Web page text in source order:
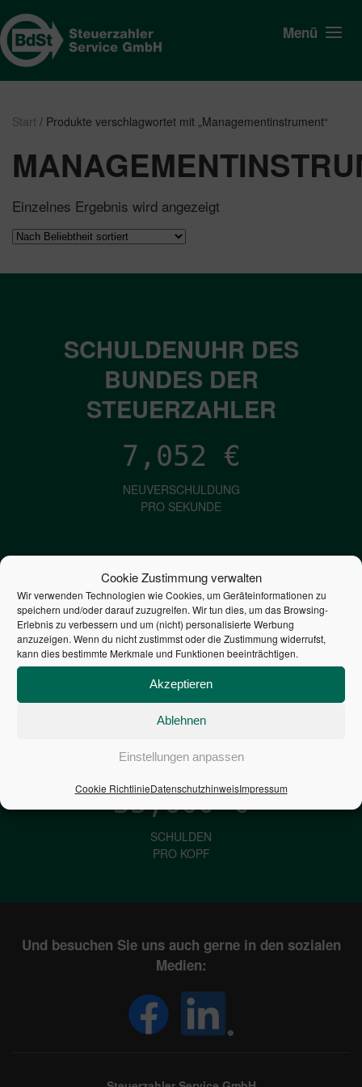
Cookie Zustimmung verwalten
Wir verwenden Technologien wie Cookies, um Geräteinformationen zu
speichern und/oder darauf zuzugreifen. Wir tun dies, um das Browsing-
Erlebnis zu verbessern und um (nicht) personalisierte Werbung
anzuzeigen. Wenn du nicht zustimmst oder die Zustimmung widerrufst,
kann dies bestimmte Merkmale und Funktionen beeinträchtigen.
Akzeptieren
Ablehnen
Einstellungen anpassen
Cookie RichtlinieDatenschutzhinweisImpressum
Menü
Start / Produkte verschlagwortet mit „Managementinstrument“
Einzelnes Ergebnis wird angezeigt
SCHULDENUHR DES
BUNDES DER
STEUERZAHLER
7,052 €
NEUVERSCHULDUNG
PRO SEKUNDE
1,601€
ZINSEN
PRO SEKUNDE
2,804,522,237,244
STAATSVERSCHULDUNG
33,600€
SCHULDEN
PRO KOPF
Und besuchen Sie uns auch gerne in den sozialen
Medien: